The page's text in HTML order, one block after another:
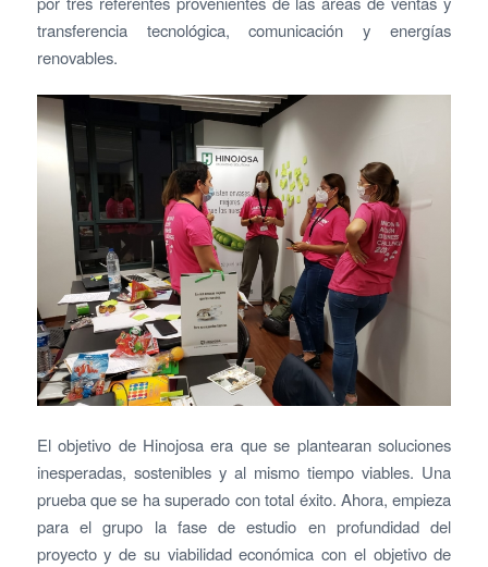
transferencia tecnológica, comunicación y energías
renovables.
El objetivo de Hinojosa era que se plantearan soluciones
inesperadas, sostenibles y al mismo tiempo viables. Una
prueba que se ha superado con total éxito. Ahora, empieza
para el grupo la fase de estudio en profundidad del
proyecto y de su viabilidad económica con el objetivo de